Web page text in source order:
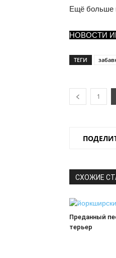
Ещё больше
НОВОСТИ
ТЕГИ
1
СХОЖИЕ
Преданный
терьер